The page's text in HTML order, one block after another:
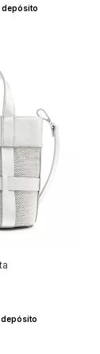
depósito